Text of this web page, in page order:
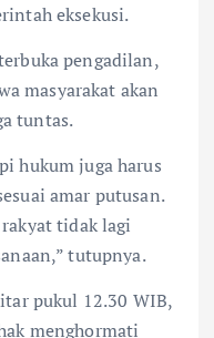
eksekusi.
pengadilan,
masyarakat akan
tuntas.
hukum juga harus
amar putusan.
tidak lagi
tutupnya.
pukul 12.30 WIB,
menghormati